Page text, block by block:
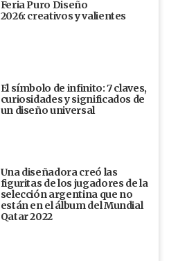
Feria Puro Diseño
2026: creativos y valientes
El símbolo de infinito: 7 claves,
curiosidades y significados de
un diseño universal
Una diseñadora creó las
figuritas de los jugadores de la
selección argentina que no
están en el álbum del Mundial
Qatar 2022